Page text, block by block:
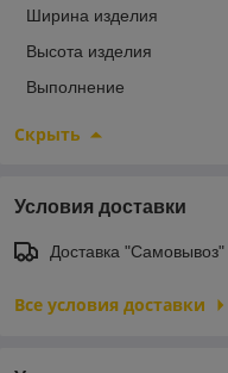
Ширина изделия
Высота изделия
Выполнение
Скрыть
Условия доставки
Доставка "Самовывоз"
Все условия доставки